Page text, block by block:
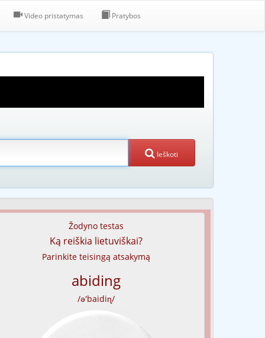
Video pristatymas Pratybos
Ieškoti
Žodyno testas
Ką reiškia lietuviškai?
Parinkite teisingą atsakymą
abiding
/ə'baidiɳ/